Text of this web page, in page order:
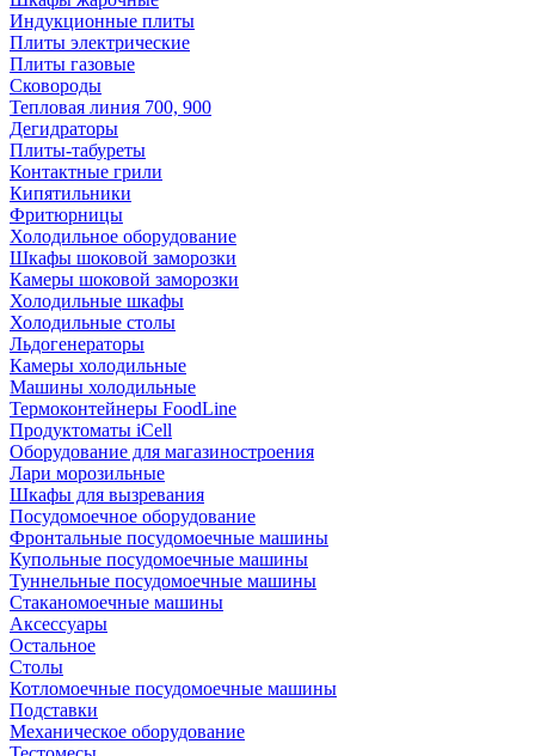
Индукционные плиты
Плиты электрические
Плиты газовые
Сковороды
Тепловая линия 700, 900
Дегидраторы
Плиты-табуреты
Контактные грили
Кипятильники
Фритюрницы
Холодильное оборудование
Шкафы шоковой заморозки
Камеры шоковой заморозки
Холодильные шкафы
Холодильные столы
Льдогенераторы
Камеры холодильные
Машины холодильные
Термоконтейнеры FoodLine
Продуктоматы iCell
Оборудование для магазиностроения
Лари морозильные
Шкафы для вызревания
Посудомоечное оборудование
Фронтальные посудомоечные машины
Купольные посудомоечные машины
Туннельные посудомоечные машины
Стаканомоечные машины
Аксессуары
Остальное
Столы
Котломоечные посудомоечные машины
Подставки
Механическое оборудование